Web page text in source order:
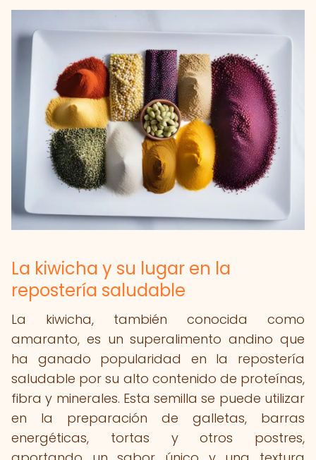
La kiwicha y su lugar en la
repostería saludable
La kiwicha, también conocida como
amaranto, es un superalimento andino que
ha ganado popularidad en la repostería
saludable por su alto contenido de proteínas,
fibra y minerales. Esta semilla se puede utilizar
en la preparación de galletas, barras
energéticas, tortas y otros postres,